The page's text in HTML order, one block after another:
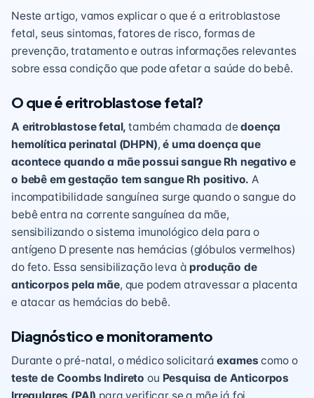
Neste artigo, vamos explicar o que é a eritroblastose
fetal, seus sintomas, fatores de risco, formas de
prevenção, tratamento e outras informações relevantes
sobre essa condição que pode afetar a saúde do bebê.
O que é eritroblastose fetal?
A eritroblastose fetal,também chamada dedoença
hemolítica perinatal (DHPN), é uma doença que
acontece quando a mãe possui sangue Rh negativo e
o bebê em gestação tem sangue Rh positivo. A
incompatibilidade sanguínea surge quando o sangue do
bebê entra na corrente sanguínea da mãe,
sensibilizando o sistema imunológico dela para o
antígeno D presente nas hemácias (glóbulos vermelhos)
do feto. Essa sensibilização leva à produção de
anticorpos pela mãe, que podem atravessar a placenta
e atacar as hemácias do bebê.
Diagnóstico e monitoramento
Durante o pré-natal, o médico solicitaráexames como o
teste de Coombs Indireto ou Pesquisa de Anticorpos